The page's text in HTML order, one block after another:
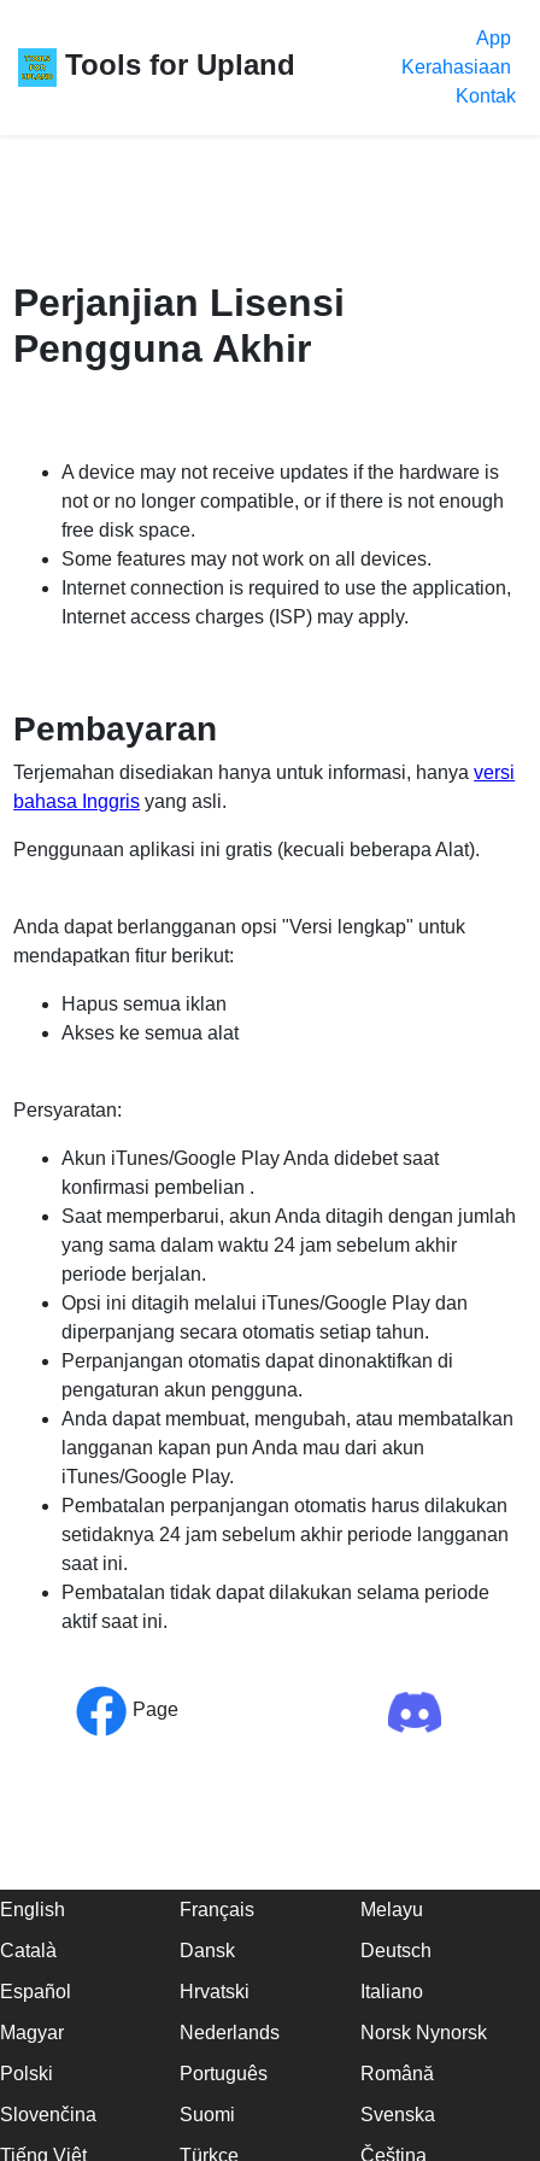
Tools for Upland
App
Kerahasiaan
Kontak
Perjanjian Lisensi
Pengguna Akhir
A device may not receive updates if the hardware is
not or no longer compatible, or if there is not enough
free disk space.
Some features may not work on all devices.
Internet connection is required to use the application,
Internet access charges (ISP) may apply.
Pembayaran
Terjemahan disediakan hanya untuk informasi, hanyaversi
bahasa Inggris yang asli.
Penggunaan aplikasi ini gratis (kecuali beberapa Alat).
Anda dapat berlangganan opsi "Versi lengkap" untuk
mendapatkan fitur berikut:
Hapus semua iklan
Akses ke semua alat
Persyaratan:
Akun iTunes/Google Play Anda didebet saat
konfirmasi pembelian .
Saat memperbarui, akun Anda ditagih dengan jumlah
yang sama dalam waktu 24 jam sebelum akhir
periode berjalan.
Opsi ini ditagih melalui iTunes/Google Play dan
diperpanjang secara otomatis setiap tahun.
Perpanjangan otomatis dapat dinonaktifkan di
pengaturan akun pengguna.
Anda dapat membuat, mengubah, atau membatalkan
langganan kapan pun Anda mau dari akun
iTunes/Google Play.
Pembatalan perpanjangan otomatis harus dilakukan
setidaknya 24 jam sebelum akhir periode langganan
saat ini.
Pembatalan tidak dapat dilakukan selama periode
aktif saat ini.
Page
English Français
Melayu
Català
Dansk
Deutsch
Español
Hrvatski
Italiano
Magyar
Nederlands
Norsk Nynorsk
Polski
Português
Română
Slovenčina
Suomi
Svenska
Tiếng Việt
Türkçe Čeština